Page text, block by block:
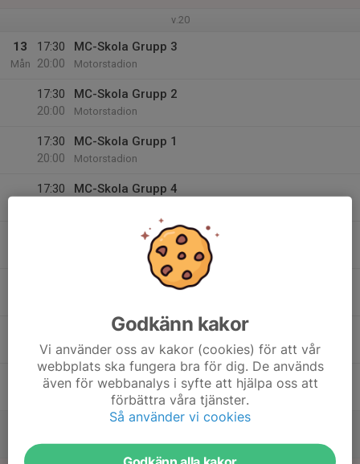
v.20
13
Mån
17:30
20:00
MC-Skola Grupp 3
Motorstadion
17:30
20:00
MC-Skola Grupp 2
Motorstadion
17:30
20:00
MC-Skola Grupp 1
Motorstadion
17:30
MC-Skola Grupp 4
Godkänn kakor
Vi använder oss av kakor (cookies) för att vår
webbplats ska fungera bra för dig. De används
även för webbanalys i syfte att hjälpa oss att
förbättra våra tjänster.
Så använder vi cookies